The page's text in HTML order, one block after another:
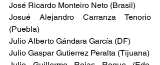
José Ricardo Monteiro Neto (Brasil)
Josué Alejandro Carranza Tenorio
(Puebla)
Julio Alberto Gándara García (DF)
Julio Gaspar Gutierrez Peralta (Tijuana)